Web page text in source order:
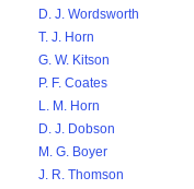
D. J. Wordsworth
T. J. Horn
G. W. Kitson
P. F. Coates
L. M. Horn
D. J. Dobson
M. G. Boyer
J. R. Thomson